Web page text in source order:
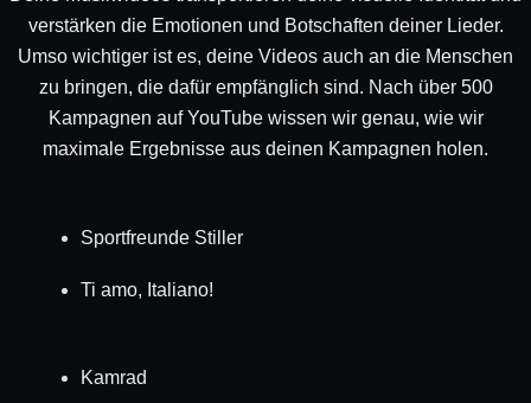
verstärken die Emotionen und Botschaften deiner Lieder.
Umso wichtiger ist es, deine Videos auch an die Menschen
zu bringen, die dafür empfänglich sind. Nach über 500
Kampagnen auf YouTube wissen wir genau, wie wir
maximale Ergebnisse aus deinen Kampagnen holen.
Sportfreunde Stiller
Ti amo, Italiano!
Kamrad